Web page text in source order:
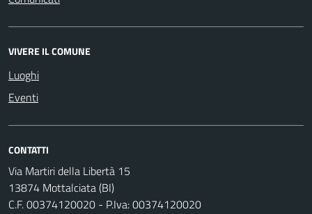
VIVERE IL COMUNE
Luoghi
Eventi
CONTATTI
Via Martiri della Libertà 15
13874 Mottalciata (BI)
C.F. 00374120020 - P.Iva: 00374120020